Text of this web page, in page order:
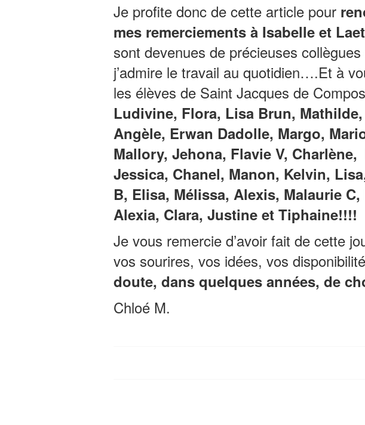
Je profite donc de cette article pour
mes remerciements à Isabelle et
sont devenues de précieuses collègues
j’admire le travail au quotidien….Et à
les élèves de Saint Jacques de
Ludivine, Flora, Lisa Brun,
Angèle, Erwan Dadolle, Margo,
Mallory, Jehona, Flavie V,
Jessica, Chanel, Manon, Kelvin,
B, Elisa, Mélissa, Alexis, Malaurie C,
Alexia, Clara, Justine et Tiphaine!!!!
Je vous remercie d’avoir fait de cette
vos sourires, vos idées, vos
doute, dans quelques années, de
Chloé M.